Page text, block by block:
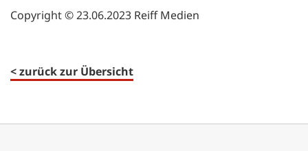
Copyright © 23.06.2023 Reiff Medien
< zurück zur Übersicht